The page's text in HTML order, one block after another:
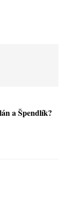
a Špendlík?